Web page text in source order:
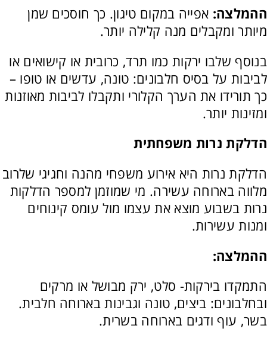
ההמלצה: אפייה במקום טיגון. כך חוסכים שמן
מיותר ומקבלים מנה קלילה יותר.
בנוסף שלבו ירקות כמו תרד, כרובית או קישואים או
לביבות על בסיס חלבונים: טונה, עדשים או טופו –
כך תורידו את הערך הקלורי ותקבלו לביבות מאוזנות
ומזינות יותר.
הדלקת נרות משפחתית
הדלקת נרות היא אירוע משפחי מהנה וחגיגי שלרוב
מלווה בארוחה עשירה. מי שמוזמן למספר הדלקות
נרות בשבוע מוצא את עצמו מול עומס קינוחים
ומנות עשירות.
ההמלצה:
התמקדו בירקות- סלט, ירק מבושל או מרקים
ובחלבונים: ביצים, טונה וגבינות בארוחה חלבית.
בשר, עוף ודגים בארוחה בשרית.